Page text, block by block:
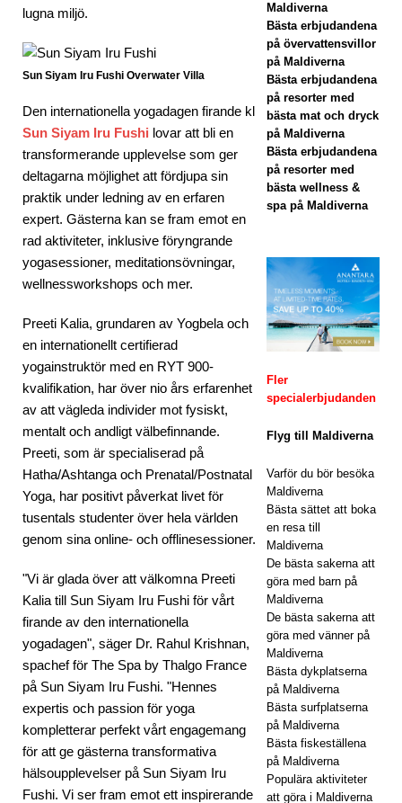
STJ
IGA
HOT
ELL
OC
RES
ER
[ 24
emb
er
202
5 ]
Fira
och
lugna miljö.
Sun Siyam Iru Fushi Overwater Villa
Den internationella yogadagen firande kl
Sun Siyam Iru Fushi lovar att bli en
transformerande upplevelse som ger
deltagarna möjlighet att fördjupa sin
praktik under ledning av en erfaren
expert. Gästerna kan se fram emot en
rad aktiviteter, inklusive föryngrande
yogasessioner, meditationsövningar,
wellnessworkshops och mer.
Preeti Kalia, grundaren av Yogbela och
en internationellt certifierad
yogainstruktör med en RYT 900-
kvalifikation, har över nio års erfarenhet
av att vägleda individer mot fysiskt,
mentalt och andligt välbefinnande.
Preeti, som är specialiserad på
Hatha/Ashtanga och Prenatal/Postnatal
Yoga, har positivt påverkat livet för
tusentals studenter över hela världen
genom sina online- och offlinesessioner.
"Vi är glada över att välkomna Preeti
Kalia till Sun Siyam Iru Fushi för vårt
firande av den internationella
yogadagen", säger Dr. Rahul Krishnan,
spachef för The Spa by Thalgo France
på Sun Siyam Iru Fushi. "Hennes
expertis och passion för yoga
kompletterar perfekt vårt engagemang
för att ge gästerna transformativa
hälsoupplevelser på Sun Siyam Iru
Fushi. Vi ser fram emot ett inspirerande
Maldiverna
Bästa erbjudandena
på övervattensvillor
på Maldiverna
Bästa erbjudandena
på resorter med
bästa mat och dryck
på Maldiverna
Bästa erbjudandena
på resorter med
bästa wellness &
spa på Maldiverna
Fler
specialerbjudanden
Flyg till Maldiverna
Varför du bör besöka
Maldiverna
Bästa sättet att boka
en resa till
Maldiverna
De bästa sakerna att
göra med barn på
Maldiverna
De bästa sakerna att
göra med vänner på
Maldiverna
Bästa dykplatserna
på Maldiverna
Bästa surfplatserna
på Maldiverna
Bästa fiskeställena
på Maldiverna
Populära aktiviteter
att göra i Maldiverna